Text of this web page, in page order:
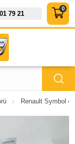
79 21
Renault Symbol 4